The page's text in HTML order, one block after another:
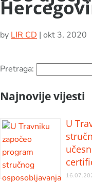
by LIR CD | okt 3, 2020
Pretraga:
Najnovije vijesti
U